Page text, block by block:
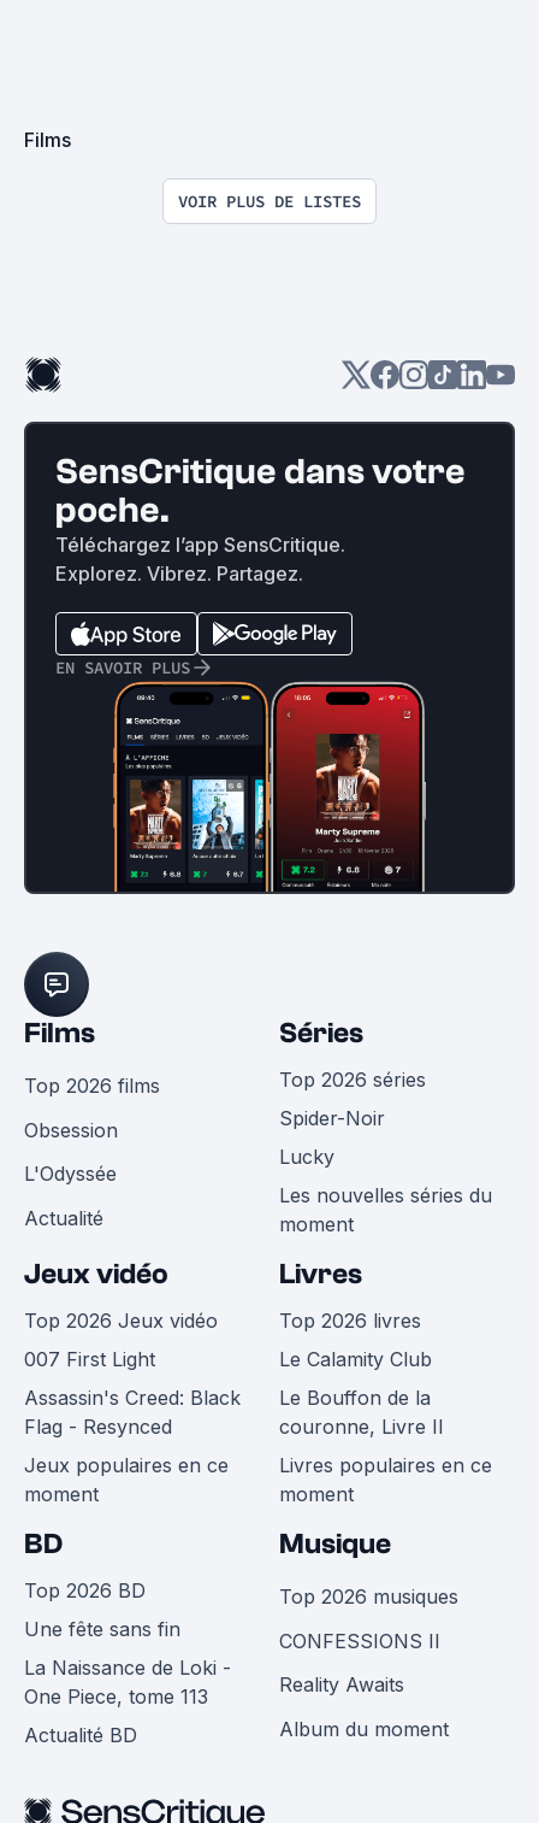
Films
VOIR PLUS DE LISTES
SensCritique dans votre
poche.
Téléchargez l’app SensCritique.
Explorez. Vibrez. Partagez.
EN SAVOIR PLUS
Films
Top 2026 films
Obsession
L'Odyssée
Actualité
Séries
Top 2026 séries
Spider-Noir
Lucky
Les nouvelles séries du
moment
Jeux vidéo
Top 2026 Jeux vidéo
007 First Light
Assassin's Creed: Black
Flag - Resynced
Jeux populaires en ce
moment
Livres
Top 2026 livres
Le Calamity Club
Le Bouffon de la
couronne, Livre II
Livres populaires en ce
moment
BD
Top 2026 BD
Une fête sans fin
La Naissance de Loki -
One Piece, tome 113
Actualité BD
Musique
Top 2026 musiques
CONFESSIONS II
Reality Awaits
Album du moment